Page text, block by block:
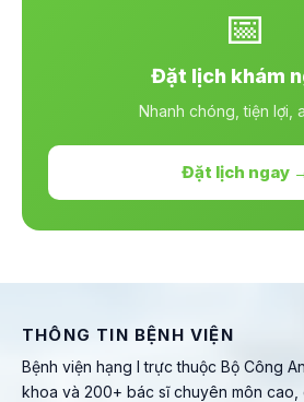
📅
Đặt lịch khám
Nhanh chóng, tiện lợi,
Đặt lịch ngay
THÔNG TIN BỆNH VIỆN
Bệnh viện hạng I trực thuộc Bộ Công
khoa và 200+ bác sĩ chuyên môn cao,